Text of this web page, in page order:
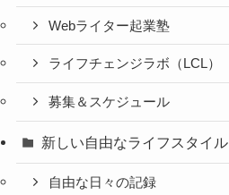
Webライター起業塾
ライフチェンジラボ（LCL）
募集＆スケジュール
新しい自由なライフスタイル
自由な日々の記録